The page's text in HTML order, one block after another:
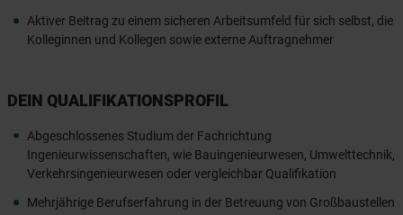
Aktiver Beitrag zu einem sicheren Arbeitsumfeld für sich selbst, die
Kolleginnen und Kollegen sowie externe Auftragnehmer
DEIN QUALIFIKATIONSPROFIL
Abgeschlossenes Studium der Fachrichtung
Ingenieurwissenschaften, wie Bauingenieurwesen, Umwelttechnik,
Verkehrsingenieurwesen oder vergleichbar Qualifikation
Mehrjährige Berufserfahrung in der Betreuung von Großbaustellen